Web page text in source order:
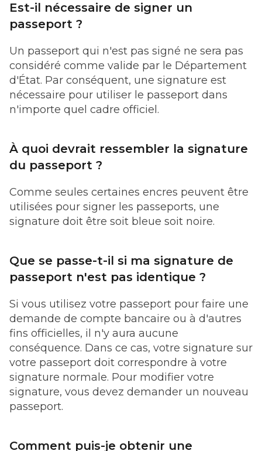
Est-il nécessaire de signer un
passeport ?
Un passeport qui n'est pas signé ne sera pas
considéré comme valide par le Département
d'État. Par conséquent, une signature est
nécessaire pour utiliser le passeport dans
n'importe quel cadre officiel.
À quoi devrait ressembler la signature
du passeport ?
Comme seules certaines encres peuvent être
utilisées pour signer les passeports, une
signature doit être soit bleue soit noire.
Que se passe-t-il si ma signature de
passeport n'est pas identique ?
Si vous utilisez votre passeport pour faire une
demande de compte bancaire ou à d'autres
fins officielles, il n'y aura aucune
conséquence. Dans ce cas, votre signature sur
votre passeport doit correspondre à votre
signature normale. Pour modifier votre
signature, vous devez demander un nouveau
passeport.
Comment puis-je obtenir une